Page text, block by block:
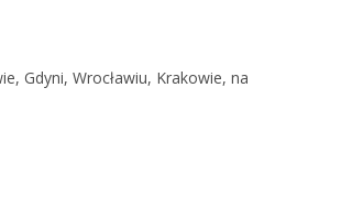
Gdyni, Wrocławiu, Krakowie, na